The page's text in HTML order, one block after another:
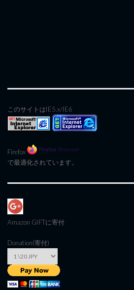
このサイトはIE5.x/IE6
Firefox
で最適化されています。
Amazon GIFTに寄付
Donation(寄付)